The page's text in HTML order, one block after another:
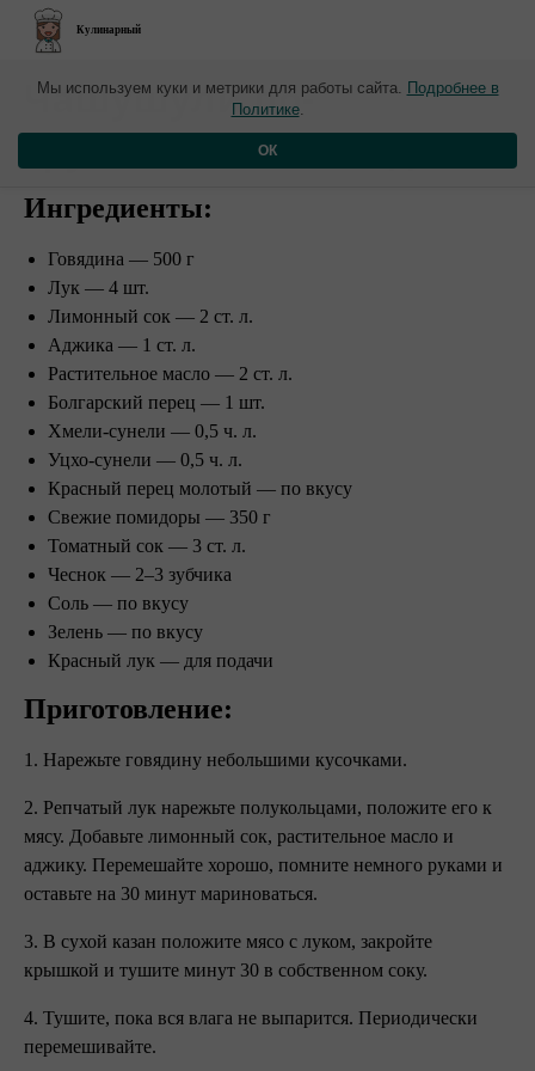
Кулинарный
​Чашушули по-
грузински из говядины
Ингредиенты:
Говядина — 500 г
Лук — 4 шт.
Лимонный сок — 2 ст. л.
Аджика — 1 ст. л.
Растительное масло — 2 ст. л.
Болгарский перец — 1 шт.
Хмели-сунели — 0,5 ч. л.
Уцхо-сунели — 0,5 ч. л.
Красный перец молотый — по вкусу
Свежие помидоры — 350 г
Томатный сок — 3 ст. л.
Чеснок — 2–3 зубчика
Соль — по вкусу
Зелень — по вкусу
Красный лук — для подачи
Приготовление:
1. Нарежьте говядину небольшими кусочками.
2. Репчатый лук нарежьте полукольцами, положите его к
мясу. Добавьте лимонный сок, растительное масло и
аджику. Перемешайте хорошо, помните немного руками и
оставьте на 30 минут мариноваться.
3. В сухой казан положите мясо с луком, закройте
крышкой и тушите минут 30 в собственном соку.
4. Тушите, пока вся влага не выпарится. Периодически
перемешивайте.
Мы используем куки и метрики для работы сайта. Подробнее в
Политике.
ОК